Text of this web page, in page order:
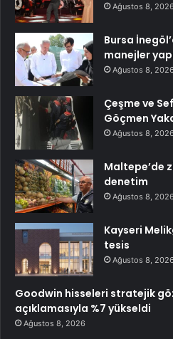
Ağustos 8, 2026
Bursa
manejler
Ağustos 8, 2026
Çeşme ve
Göçmen
Ağustos 8, 2026
Maltepe’de
denetim
Ağustos 8, 2026
Kayseri
tesis
Ağustos 8, 2026
Goodwin hisseleri stratejik
açıklamasıyla %7 yükseldi
Ağustos 8, 2026